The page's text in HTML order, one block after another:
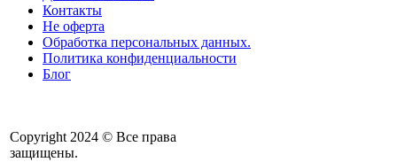
Контакты
Не оферта
Обработка персональных данных.
Политика конфиденциальности
Блог
Copyright 2024 © Все права
защищены.